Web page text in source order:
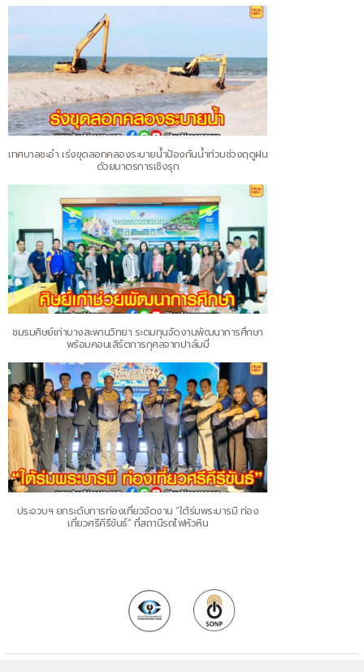
เทศบาลชะอำ เร่งขุดลอกคลองระบายน้ำป้องกันน้ำท่วมช่วงฤดูฝน
ด้วยมาตรการเชิงรุก
ชมรมศิษย์เก่าบางสะพานวิทยา ระดมทุนจัดงานพัฒนาการศึกษา
พร้อมคอนเสิร์ตการกุศลจากปาล์มมี่
ประจวบฯ ยกระดับการท่องเที่ยวจัดงาน “ใต้ร่มพระบารมี ท่อง
เที่ยวศรีคีรีขันธ์” ที่สถานีรถไฟหัวหิน